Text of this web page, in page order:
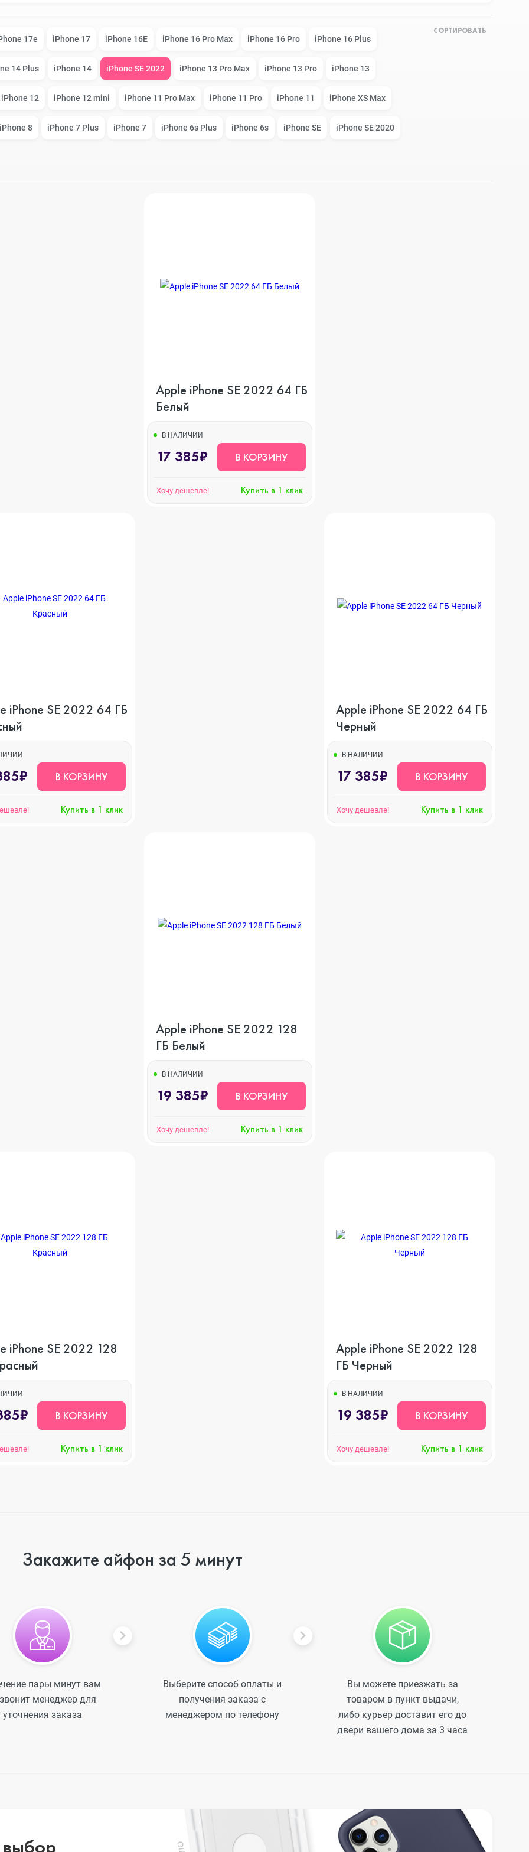
iPad Air (2022)
iPad Mini 6 (2021)
iPad Pro 11 M2 (2022)
Mac mini Apple Watch Series 9
Apple Watch Ultra
Техника Apple
Умные колонки
17e iPhone 17 iPhone 16E iPhone 16 Pro Max iPhone 16 Pro iPhone 16 Plus
14 Plus iPhone 14 iPhone SE 2022 iPhone 13 Pro Max iPhone 13 Pro iPhone 13
iPhone 12 iPhone 12 mini iPhone 11 Pro Max iPhone 11 Pro iPhone 11 iPhone XS Max
iPhone 8 iPhone 7 Plus iPhone 7 iPhone 6s Plus iPhone 6s iPhone SE iPhone SE 2020
СОРТИРОВАТЬ
Apple iPhone SE 2022 64 ГБ
Белый
В НАЛИЧИИ
17 385₽ В КОРЗИНУ
Хочу дешевле! Купить в 1 клик
SE 2022 64 ГБ
В КОРЗИНУ
Купить в 1 клик
Apple iPhone SE 2022 64 ГБ
Черный
В НАЛИЧИИ
17 385₽ В КОРЗИНУ
Хочу дешевле! Купить в 1 клик
Apple iPhone SE 2022 128
ГБ Белый
В НАЛИЧИИ
19 385₽ В КОРЗИНУ
Хочу дешевле! Купить в 1 клик
SE 2022 128
В КОРЗИНУ
Купить в 1 клик
Apple iPhone SE 2022 128
ГБ Черный
В НАЛИЧИИ
19 385₽ В КОРЗИНУ
Хочу дешевле! Купить в 1 клик
Закажите айфон за 5 минут
пары минут вам
менеджер для
уточнения заказа
Выберите способ оплаты и
получения заказа с
менеджером по телефону
Вы можете приезжать за
товаром в пункт выдачи,
либо курьер доставит его до
двери вашего дома за 3 часа